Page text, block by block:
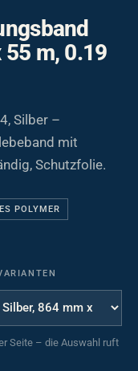
m, 0.19
Silber –
mit
Schutzfolie.
POLYMER
Seite – die Auswahl ruft